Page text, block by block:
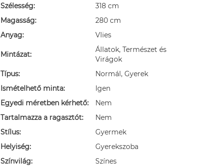
Szélesség:
318 cm
Magasság:
280 cm
Anyag:
Vlies
Mintázat:
Állatok, Természet és
Virágok
Típus:
Normál, Gyerek
Ismételhető minta:
Igen
Egyedi méretben kérhető:
Nem
Tartalmazza a ragasztót:
Nem
Stílus:
Gyermek
Helyiség:
Gyerekszoba
Színvilág:
Színes